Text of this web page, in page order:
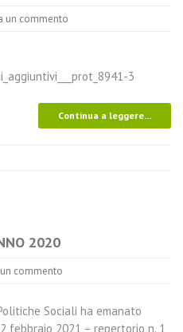
un commento
3
Continua a leggere...
2020
commento
Sociali ha emanato
2021 – repertorio n. 1